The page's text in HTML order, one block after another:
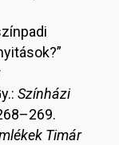
Színházi
Timár